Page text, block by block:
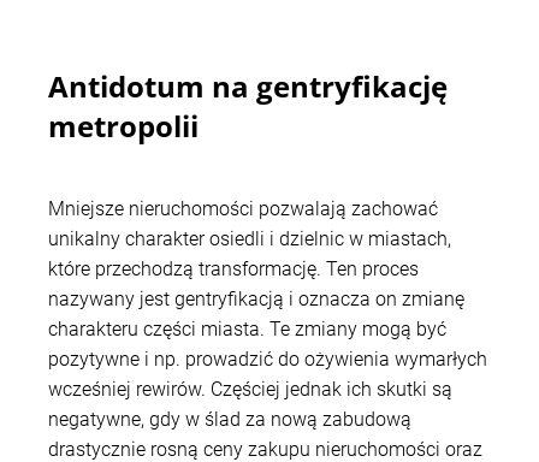
Antidotum na gentryfikację
metropolii
Mniejsze nieruchomości pozwalają zachować
unikalny charakter osiedli i dzielnic w miastach,
które przechodzą transformację. Ten proces
nazywany jest gentryfikacją i oznacza on zmianę
charakteru części miasta. Te zmiany mogą być
pozytywne i np. prowadzić do ożywienia wymarłych
wcześniej rewirów. Częściej jednak ich skutki są
negatywne, gdy w ślad za nową zabudową
drastycznie rosną ceny zakupu nieruchomości oraz